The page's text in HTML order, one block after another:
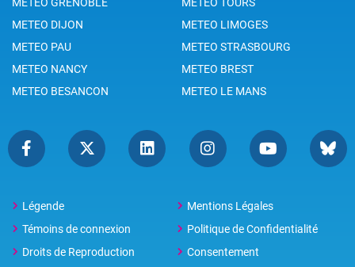
METEO DIJON
METEO LIMOGES
METEO PAU
METEO STRASBOURG
METEO NANCY
METEO BREST
METEO BESANCON
METEO LE MANS
Légende
Mentions Légales
Témoins de connexion
Politique de Confidentialité
Droits de Reproduction
Consentement